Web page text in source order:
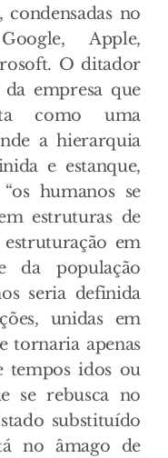
condensadas no
Apple,
O ditador
empresa que
como uma
a hierarquia
e estanque,
humanos se
estruturas de
estruturação em
da população
seria definida
unidas em
tornaria apenas
tempos idos ou
se rebusca no
substituído
no âmago de